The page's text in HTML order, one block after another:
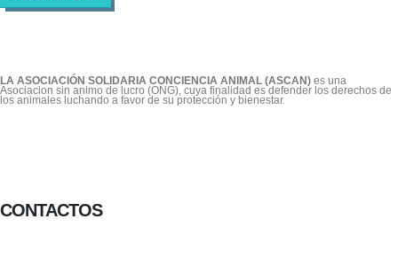
LA ASOCIACIÓN SOLIDARIA CONCIENCIA ANIMAL (ASCAN) es una
Asociacion sin animo de lucro (ONG), cuya finalidad es defender los derechos de
los animales luchando a favor de su protección y bienestar.
CONTACTOS